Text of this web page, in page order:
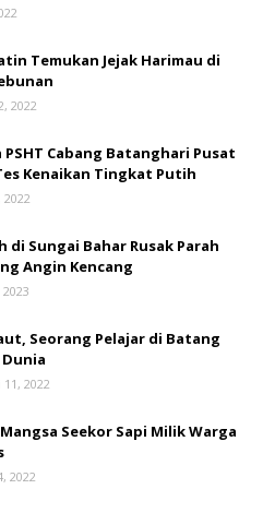
Temukan Jejak Harimau di
2022
PSHT Cabang Batanghari Pusat
Kenaikan Tingkat Putih
di Sungai Bahar Rusak Parah
Angin Kencang
Seorang Pelajar di Batang
2022
Seekor Sapi Milik Warga
2022